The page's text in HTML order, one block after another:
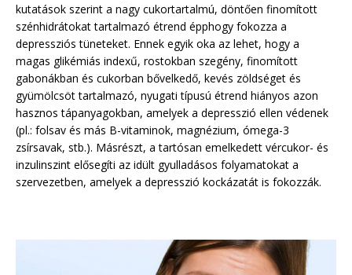
kutatások szerint a nagy cukortartalmú, döntően finomított
szénhidrátokat tartalmazó étrend épphogy fokozza a
depressziós tüneteket. Ennek egyik oka az lehet, hogy a
magas glikémiás indexű, rostokban szegény, finomított
gabonákban és cukorban bővelkedő, kevés zöldséget és
gyümölcsöt tartalmazó, nyugati típusú étrend hiányos azon
hasznos tápanyagokban, amelyek a depresszió ellen védenek
(pl.: folsav és más B-vitaminok, magnézium, ómega-3
zsírsavak, stb.). Másrészt, a tartósan emelkedett vércukor- és
inzulinszint elősegíti az idült gyulladásos folyamatokat a
szervezetben, amelyek a depresszió kockázatát is fokozzák.